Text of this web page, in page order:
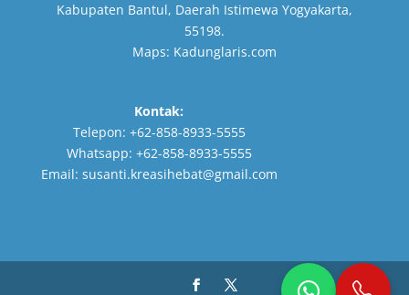
Kabupaten Bantul, Daerah Istimewa Yogyakarta,
55198.
Maps: Kadunglaris.com
Kontak:
Telepon: +62-858-8933-5555
Whatsapp: +62-858-8933-5555
Email: susanti.kreasihebat@gmail.com